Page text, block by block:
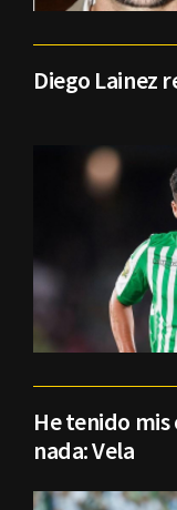
Diego Lainez
He tenido
nada: Vela